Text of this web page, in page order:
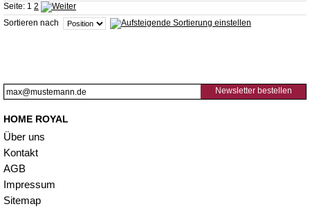
Seite: 1 2
Sortieren nach
Newsletter bestellen
HOME ROYAL
Über uns
Kontakt
AGB
Impressum
Sitemap